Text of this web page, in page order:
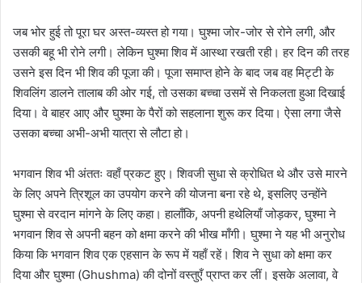
जब भोर हुई तो पूरा घर अस्त-व्यस्त हो गया। घुश्मा जोर-जोर से रोने लगी, और
उसकी बहू भी रोने लगी। लेकिन घुश्मा शिव में आस्था रखती रही। हर दिन की तरह
उसने इस दिन भी शिव की पूजा की। पूजा समाप्त होने के बाद जब वह मिट्टी के
शिवलिंग डालने तालाब की ओर गई, तो उसका बच्चा उसमें से निकलता हुआ दिखाई
दिया। वे बाहर आए और घुश्मा के पैरों को सहलाना शुरू कर दिया। ऐसा लगा जैसे
उसका बच्चा अभी-अभी यात्रा से लौटा हो।
भगवान शिव भी अंततः वहाँ प्रकट हुए। शिवजी सुधा से क्रोधित थे और उसे मारने
के लिए अपने त्रिशूल का उपयोग करने की योजना बना रहे थे, इसलिए उन्होंने
घुश्मा से वरदान मांगने के लिए कहा। हालाँकि, अपनी हथेलियाँ जोड़कर, घुश्मा ने
भगवान शिव से अपनी बहन को क्षमा करने की भीख माँगी। घुश्मा ने यह भी अनुरोध
किया कि भगवान शिव एक एहसान के रूप में यहाँ रहें। शिव ने सुधा को क्षमा कर
दिया और घुश्मा (Ghushma) की दोनों वस्तुएँ प्राप्त कर लीं। इसके अलावा, वे